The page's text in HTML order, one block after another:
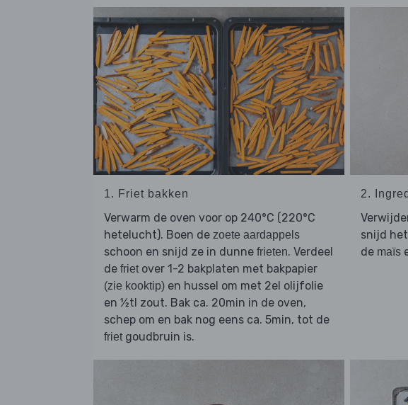
1. Friet bakken
Verwarm de oven voor op 240°C (220°C
hetelucht). Boen de zoete aardappels
schoon en snijd ze in dunne frieten. Verdeel
de frietover 1-2 bakplaten met bakpapier
(zie kooktip) en hussel om met 2el olijfolie
en ½tl zout. Bak ca. 20min in de oven,
schep om en bak nog eens ca. 5min, tot de
frietgoudbruin is.
2.
snijd het
de maïs